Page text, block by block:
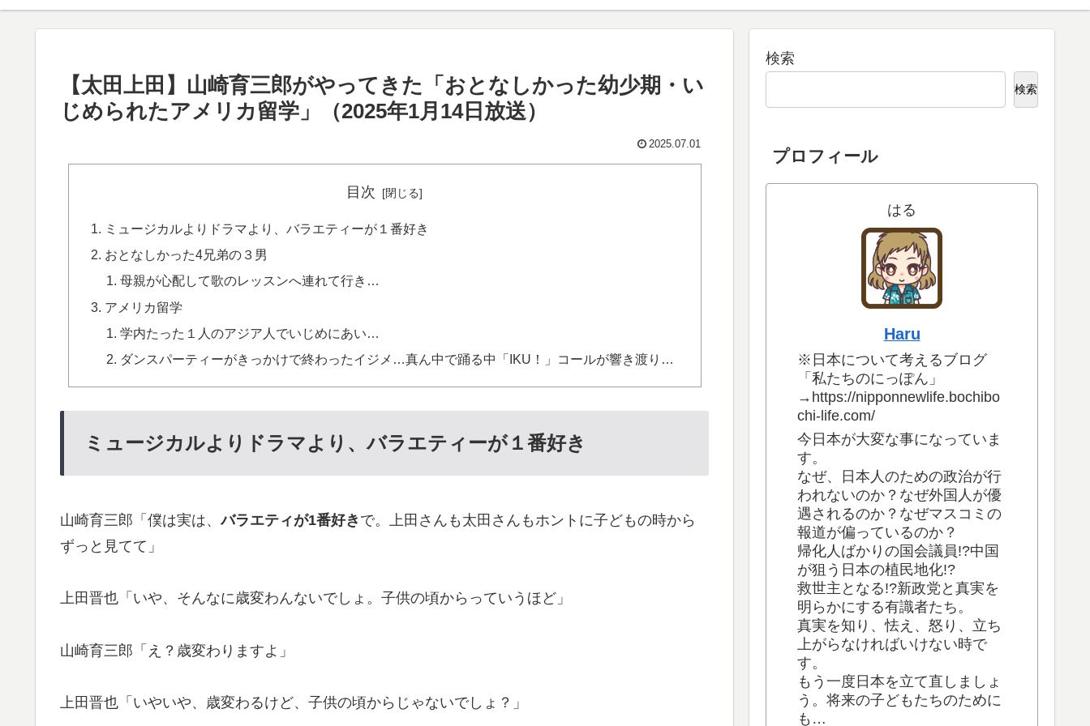
【太田上田】山崎育三郎がやってきた「おとなしかった幼少期・い
じめられたアメリカ留学」（2025年1月14日放送）
2025.07.01
目次
ミュージカルよりドラマより、バラエティーが１番好き
おとなしかった4兄弟の３男
母親が心配して歌のレッスンへ連れて行き…
アメリカ留学
学内たった１人のアジア人でいじめにあい…
ダンスパーティーがきっかけで終わったイジメ…真ん中で踊る中「IKU！」コールが響き渡り…
ミュージカルよりドラマより、バラエティーが１番好き
山崎育三郎「僕は実は、バラエティが1番好き で。上田さんも太田さんもホントに子どもの時から
ずっと見てて」
上田晋也「いや、そんなに歳変わんないでしょ。子供の頃からっていうほど」
山崎育三郎「え？歳変わりますよ」
上田晋也「いやいや、歳変わるけど、子供の頃からじゃないでしょ？」
検索
検索
プロフィール
はる
Haru
※日本について考えるブログ
「私たちのにっぽん」
→https://nipponnewlife.bochibo
chi-life.com/
今日本が大変な事になっていま
す。
なぜ、日本人のための政治が行
われないのか？なぜ外国人が優
遇されるのか？なぜマスコミの
報道が偏っているのか？
帰化人ばかりの国会議員!?中国
が狙う日本の植民地化!?
救世主となる!?新政党と真実を
明らかにする有識者たち。
真実を知り、怯え、怒り、立ち
上がらなければいけない時で
す。
もう一度日本を立て直しましょ
う。将来の子どもたちのために
も…